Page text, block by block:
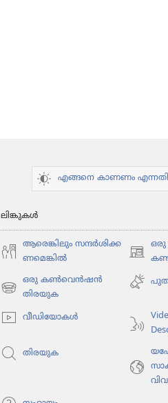
എങ്ങനെ കാണണം
ലിങ്കുകൾ
ആരെങ്കി​ലും സന്ദർശി​ക്ക​
ണ​മെ​ങ്കിൽ
ഒരു
(പുതിയ
പേജ്
ഒരു കൺവെൻഷൻ
തിരയുക
(പുതിയ
തുറക്കുക)
വീഡി​യോ​കൾ
തിരയുക